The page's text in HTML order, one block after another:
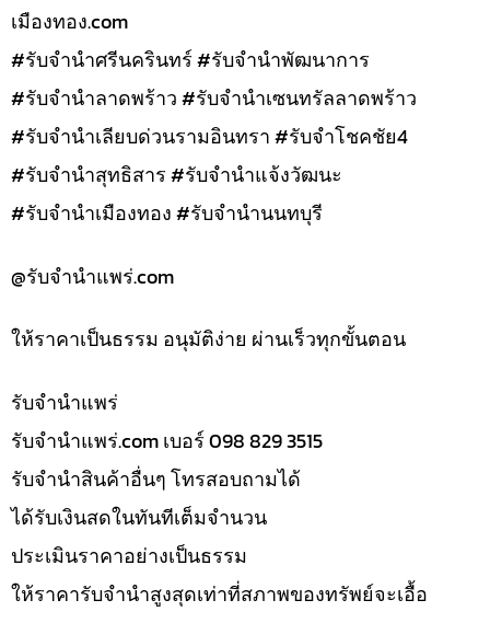
เมืองทอง.com
#รับจำนำศรีนครินทร์ #รับจำนำพัฒนาการ
#รับจำนำลาดพร้าว #รับจำนำเซนทรัลลาดพร้าว
#รับจำนำเลียบด่วนรามอินทรา #รับจำโชคชัย4
#รับจำนำสุทธิสาร #รับจำนำแจ้งวัฒนะ
#รับจำนำเมืองทอง #รับจำนำนนทบุรี
@รับจํานําแพร่.com
ให้ราคาเป็นธรรม อนุมัติง่าย ผ่านเร็วทุกขั้นตอน
รับจํานำแพร่
รับจํานําแพร่.com เบอร์ 098 829 3515
รับจำนำสินค้าอื่นๆ โทรสอบถามได้
ได้รับเงินสดในทันทีเต็มจำนวน
ประเมินราคาอย่างเป็นธรรม
ให้ราคารับจำนำสูงสุดเท่าที่สภาพของทรัพย์จะเอื้อ